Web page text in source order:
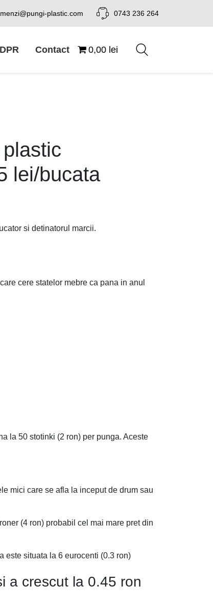
plastic.com 0743 236 264
Contact 0,00 lei
lei/bucata
si detinatorul marcii.
cere statelor mebre ca pana in anul
la 50 stotinki (2 ron) per punga. Aceste
mici care se afla la inceput de drum sau
(4 ron) probabil cel mai mare pret din
este situata la 6 eurocenti (0.3 ron)
a crescut la 0.45 ron